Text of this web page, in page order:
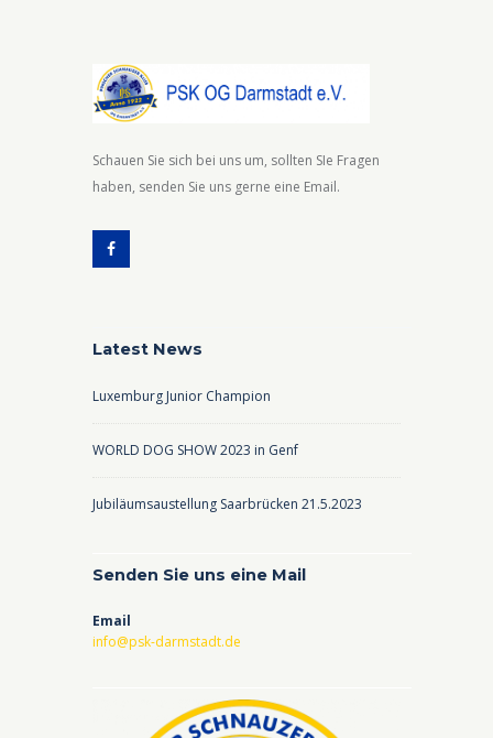
Schauen Sie sich bei uns um, sollten SIe Fragen
haben, senden Sie uns gerne eine Email.
Latest News
Luxemburg Junior Champion
WORLD DOG SHOW 2023 in Genf
Jubiläumsaustellung Saarbrücken 21.5.2023
Senden Sie uns eine Mail
Email
info@psk-darmstadt.de